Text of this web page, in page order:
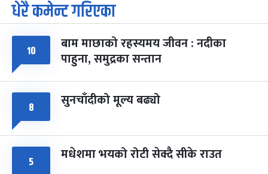
७
आइत
पूर्णिमा व्रत
चैत्र ७, २०८३-Mar 21, 2027
८ फागुपूर्णिमा
चैत्र ८, २०८३- Mar 22, 2027
७ महिना बाँकी
धेरै कमेन्ट गरिएका
१० बाम माछाको रहस्यमय जीवन : नदीका
पाहुना, समुद्रका सन्तान
८ सुनचाँदीको मूल्य बढ्यो
५ मधेशमा भयको रोटी सेक्दै सीके राउत